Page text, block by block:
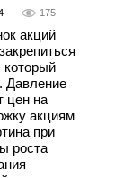
175
акций
Давление
цен на
акциям
при
роста